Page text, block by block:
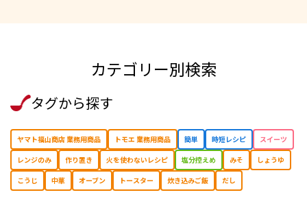
カテゴリー別検索
タグから探す
ヤマト福山商店 業務用商品 トモエ 業務用商品 簡単 時短レシピ
スイーツ
レンジのみ
作り置き ⽕を使わないレシピ 塩分控えめ みそ
しょうゆ
こうじ
中華 オーブン トースター 炊き込みご飯 だし